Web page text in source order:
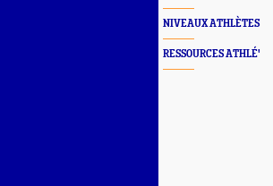
NIVEAUX ATHLÈTES
RESSOURCES ATHLÉ'